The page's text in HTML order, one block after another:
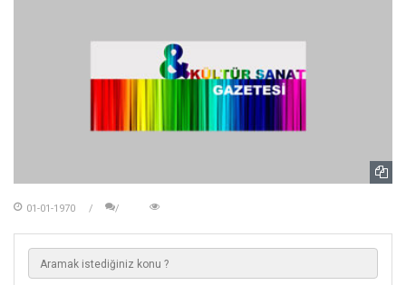
01-01-1970